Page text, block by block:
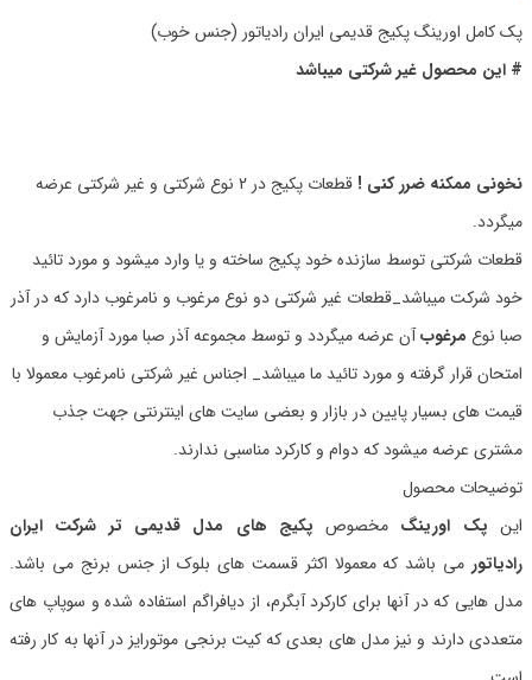
پک کامل اورینگ پکیج قدیمی ایران رادیاتور (جنس خوب)
# این محصول غیر شرکتی میباشد
نخونی ممکنه ضرر کنی !
قطعات پکیج در 2 نوع شرکتی و غیر شرکتی عرضه
میگردد.
قطعات شرکتی توسط سازنده خود پکیج ساخته و یا وارد میشود و مورد تائید
خود شرکت میباشد_قطعات غیر شرکتی دو نوع مرغوب و نامرغوب دارد که در آذر
صبا نوع مرغوبآن عرضه میگردد و توسط مجموعه آذر صبا مورد آزمایش و
امتحان قرار گرفته و مورد تائید ما میباشد_ اجناس غیر شرکتی نامرغوب معمولا با
قیمت های بسیار پایین در بازار و بعضی سایت های اینترنتی جهت جذب
مشتری عرضه میشود که دوام و کارکرد مناسبی ندارند.
توضیحات محصول
اینپک اورینگ مخصوص پکیج های مدل قدیمی تر شرکت ایران
رادیاتور می باشد که معمولا اکثر قسمت های بلوک از جنس برنج می باشد.
مدل هایی که در آنها برای کارکرد آبگرم، از دیافراگم استفاده شده و سوپاپ های
متعددی دارند و نیز مدل های بعدی که کیت برنجی موتورایز در آنها به کار رفته